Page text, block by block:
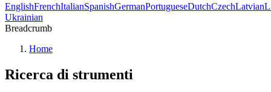
EnglishFrenchItalianSpanishGermanPortugueseDutchCzechLatvian
Ukrainian
Breadcrumb
Home
Ricerca di strumenti